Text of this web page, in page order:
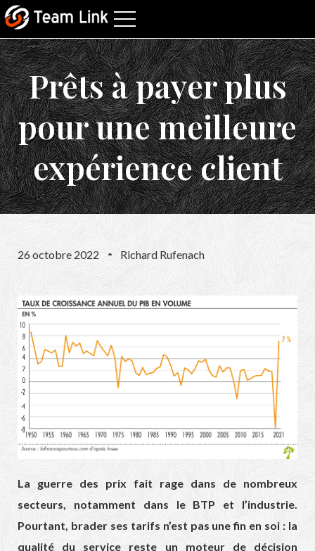
Prêts à payer plus
pour une meilleure
expérience client
26 octobre 2022 Richard Rufenach
La guerre des prix fait rage dans de nombreux
secteurs, notamment dans le BTP et l’industrie.
Pourtant, brader ses tarifs n’est pas une fin en soi : la
qualité du service reste un moteur de décision